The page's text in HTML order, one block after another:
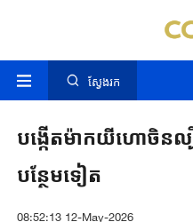
ស្វែងរក
បង្កើតម៉ាកយីហោចិនល្
បន្ថែមទៀត
08:52:13 12-May-2026